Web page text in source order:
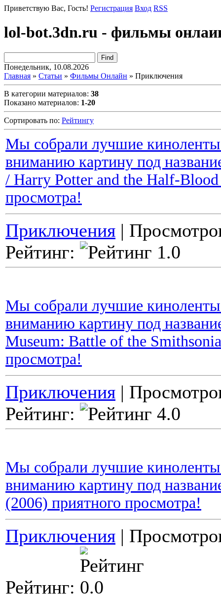
Приветствую Вас, Гость! Регистрация Вход RSS
lol-bot.3dn.ru - фильмы
Понедельник, 10.08.2026
Главная » Статьи » Фильмы Онлайн » Приключения
В категории материалов: 38
Показано материалов: 1-20
Сортировать по: Рейтингу
Мы собрали лучшие киноленты
вниманию картину под
/ Harry Potter and the Half-
просмотра!
Приключения |
Рейтинг:
Мы собрали лучшие киноленты
вниманию картину под
Museum: Battle of the
просмотра!
Приключения |
Рейтинг:
Мы собрали лучшие киноленты
вниманию картину под
(2006) приятного просмотра!
Приключения |
Рейтинг: